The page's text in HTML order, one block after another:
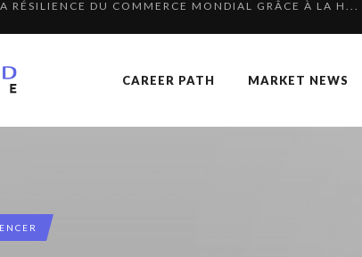
QUESTIONS TO KIKKA HARRISON, CRO AT SAHARA E...
QUESTIONS TO EDOUARD BOURDON, BUSINESS DEVEL...
CAREER PATH MARKET NEWS